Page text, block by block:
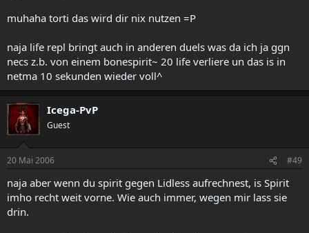
muhaha torti das wird dir nix nutzen =P
naja life repl bringt auch in anderen duels was da ich ja ggn
necs z.b. von einem bonespirit~ 20 life verliere un das is in
netma 10 sekunden wieder voll^
Icega-PvP
Guest
20 Mai 2006 #49
naja aber wenn du spirit gegen Lidless aufrechnest, is Spirit
imho recht weit vorne. Wie auch immer, wegen mir lass sie
drin.